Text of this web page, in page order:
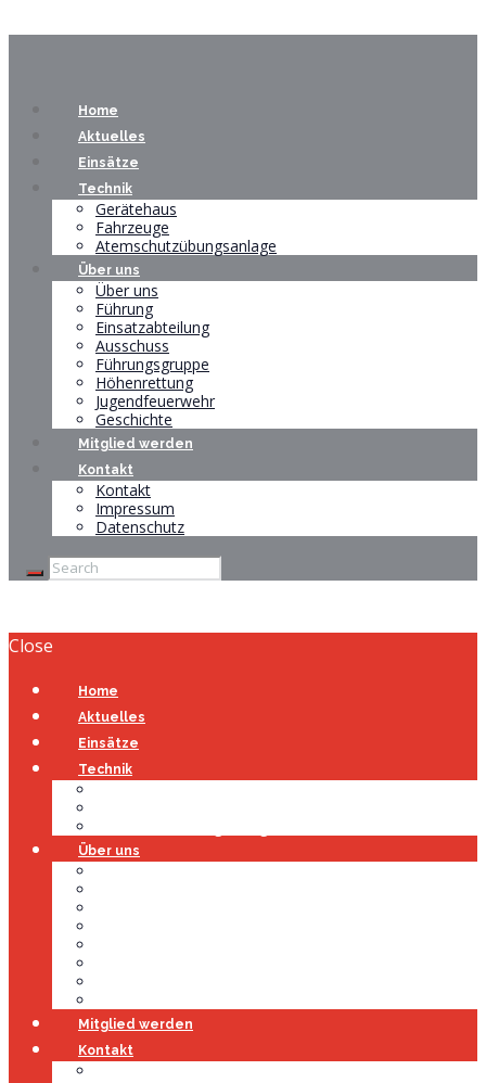
Home
Aktuelles
Einsätze
Technik
Gerätehaus
Fahrzeuge
Atemschutzübungsanlage
Über uns
Über uns
Führung
Einsatzabteilung
Ausschuss
Führungsgruppe
Höhenrettung
Jugendfeuerwehr
Geschichte
Mitglied werden
Kontakt
Kontakt
Impressum
Datenschutz
Close
Home
Aktuelles
Einsätze
Technik
Über uns
Mitglied werden
Kontakt